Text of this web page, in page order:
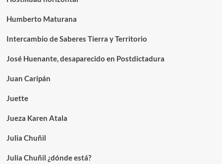
Humberto Maturana
Intercambio de Saberes Tierra y Territorio
José Huenante, desaparecido en Postdictadura
Juan Caripán
Juette
Jueza Karen Atala
Julia Chuñil
Julia Chuñil ¿dónde está?